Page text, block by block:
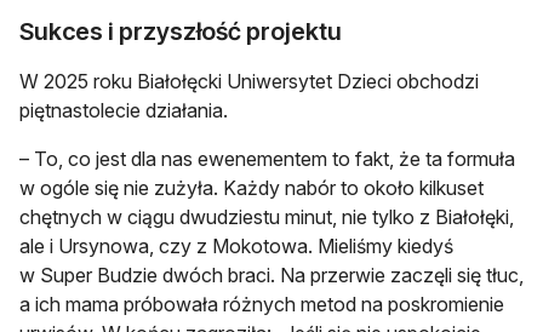
Sukces i przyszłość projektu
W 2025 roku Białołęcki Uniwersytet Dzieci obchodzi
piętnastolecie działania.
– To, co jest dla nas ewenementem to fakt, że ta formuła
w ogóle się nie zużyła. Każdy nabór to około kilkuset
chętnych w ciągu dwudziestu minut, nie tylko z Białołęki,
ale i Ursynowa, czy z Mokotowa. Mieliśmy kiedyś
w Super Budzie dwóch braci. Na przerwie zaczęli się tłuc,
a ich mama próbowała różnych metod na poskromienie